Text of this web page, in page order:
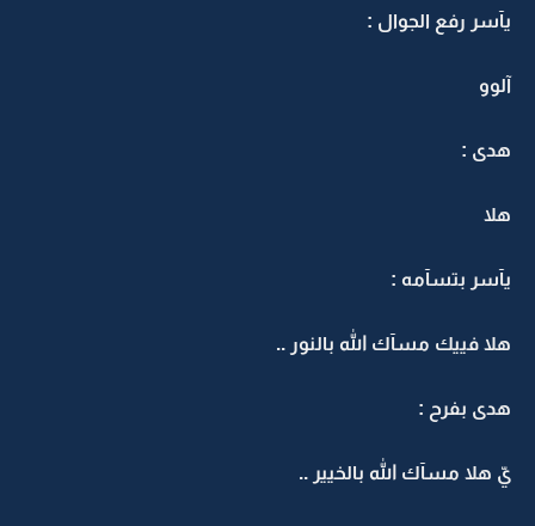
يآسر رفع الجوال :
آلوو
هدى :
هلا
يآسر بتسآمه :
هلا فييك مسآك الله بالنور ..
هدى بفرح :
يّ هلا مسآك الله بالخيير ..